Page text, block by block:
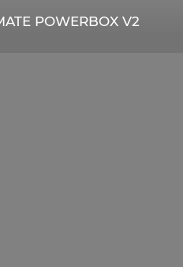
POWERBOX V2